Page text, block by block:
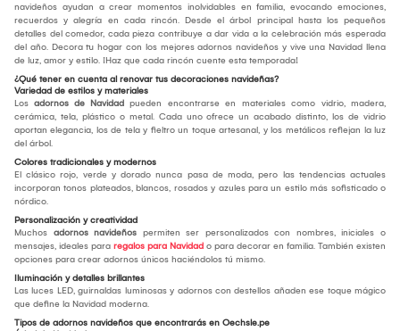
navideños ayudan a crear momentos inolvidables en familia, evocando emociones,
recuerdos y alegría en cada rincón. Desde el árbol principal hasta los pequeños
detalles del comedor, cada pieza contribuye a dar vida a la celebración más esperada
del año. Decora tu hogar con los mejores adornos navideños y vive una Navidad llena
de luz, amor y estilo. ¡Haz que cada rincón cuente esta temporada!
¿Qué tener en cuenta al renovar tus decoraciones navideñas?
Variedad de estilos y materiales
Los adornos de Navidad pueden encontrarse en materiales como vidrio, madera,
cerámica, tela, plástico o metal. Cada uno ofrece un acabado distinto, los de vidrio
aportan elegancia, los de tela y fieltro un toque artesanal, y los metálicos reflejan la luz
del árbol.
Colores tradicionales y modernos
El clásico rojo, verde y dorado nunca pasa de moda, pero las tendencias actuales
incorporan tonos plateados, blancos, rosados y azules para un estilo más sofisticado o
nórdico.
Personalización y creatividad
Muchos adornos navideños permiten ser personalizados con nombres, iniciales o
mensajes, ideales para regalos para Navidad o para decorar en familia. También existen
opciones para crear adornos únicos haciéndolos tú mismo.
Iluminación y detalles brillantes
Las luces LED, guirnaldas luminosas y adornos con destellos añaden ese toque mágico
que define la Navidad moderna.
Tipos de adornos navideños que encontrarás en Oechsle.pe